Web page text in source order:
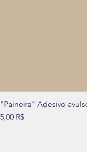
"Paineira" Adesivo
Prix
5,00 R$